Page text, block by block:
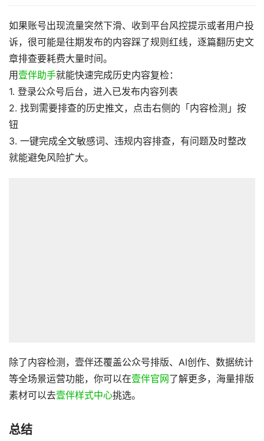
如果账号出现流量突然下滑、收到平台风控提示或者用户投
诉，很可能是往期发布的内容踩了规则红线，逐篇翻历史文
章排查要耗费大量时间。
用 壹伴助手就能快速完成历史内容复检：
1. 登录公众号后台，进入已发布内容列表
2. 找到需要排查的历史推文，点击右侧的「内容检测」按
钮
3. 一键完成全文敏感词、违规内容排查，有问题及时整改
就能避免风险扩大。
除了内容检测，壹伴还覆盖公众号排版、AI创作、数据统计
等全场景运营功能，你可以在壹伴官网了解更多，海量排版
素材可以去壹伴样式中心挑选。
总结